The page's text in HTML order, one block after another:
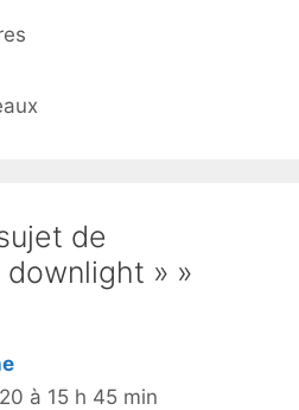
de
downlight » »
à 15 h 45 min